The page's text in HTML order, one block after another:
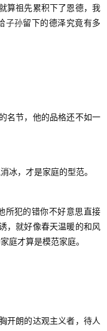
算祖先累积下了恩德，我
子孙留下的德泽究竟有多
名节，他的品格还不如一
冰，才是家庭的型范。
犯的错你不好意思直接
，就好像春天温暖的和风
庭才算是模范家庭。
开朗的达观主义者，待人